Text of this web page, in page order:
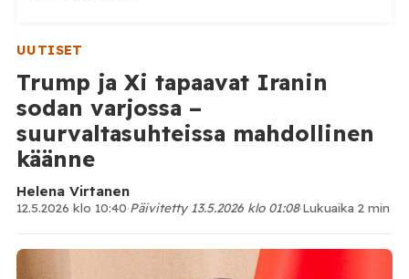
UUTISET
Trump ja Xi tapaavat Iranin
sodan varjossa –
suurvaltasuhteissa mahdollinen
käänne
Helena Virtanen
12.5.2026 klo 10:40·Päivitetty 13.5.2026 klo 01:08·Lukuaika 2 min